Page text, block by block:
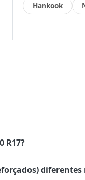
Hankook
R17?
diferentes